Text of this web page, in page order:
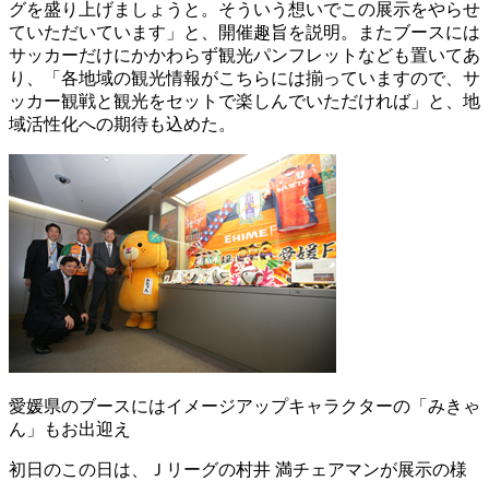
グを盛り上げましょうと。そういう想いでこの展示をやらせ
ていただいています」と、開催趣旨を説明。またブースには
サッカーだけにかかわらず観光パンフレットなども置いてあ
り、「各地域の観光情報がこちらには揃っていますので、サ
ッカー観戦と観光をセットで楽しんでいただければ」と、地
域活性化への期待も込めた。
愛媛県のブースにはイメージアップキャラクターの「みきゃ
ん」もお出迎え
初日のこの日は、Ｊリーグの村井 満チェアマンが展示の様